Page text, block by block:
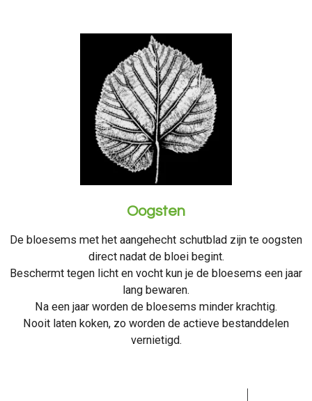
Oogsten
De bloesems met het aangehecht schutblad zijn te oogsten
direct nadat de bloei begint.
Beschermt tegen licht en vocht kun je de bloesems een jaar
lang bewaren.
Na een jaar worden de bloesems minder krachtig.
Nooit laten koken, zo worden de actieve bestanddelen
vernietigd.